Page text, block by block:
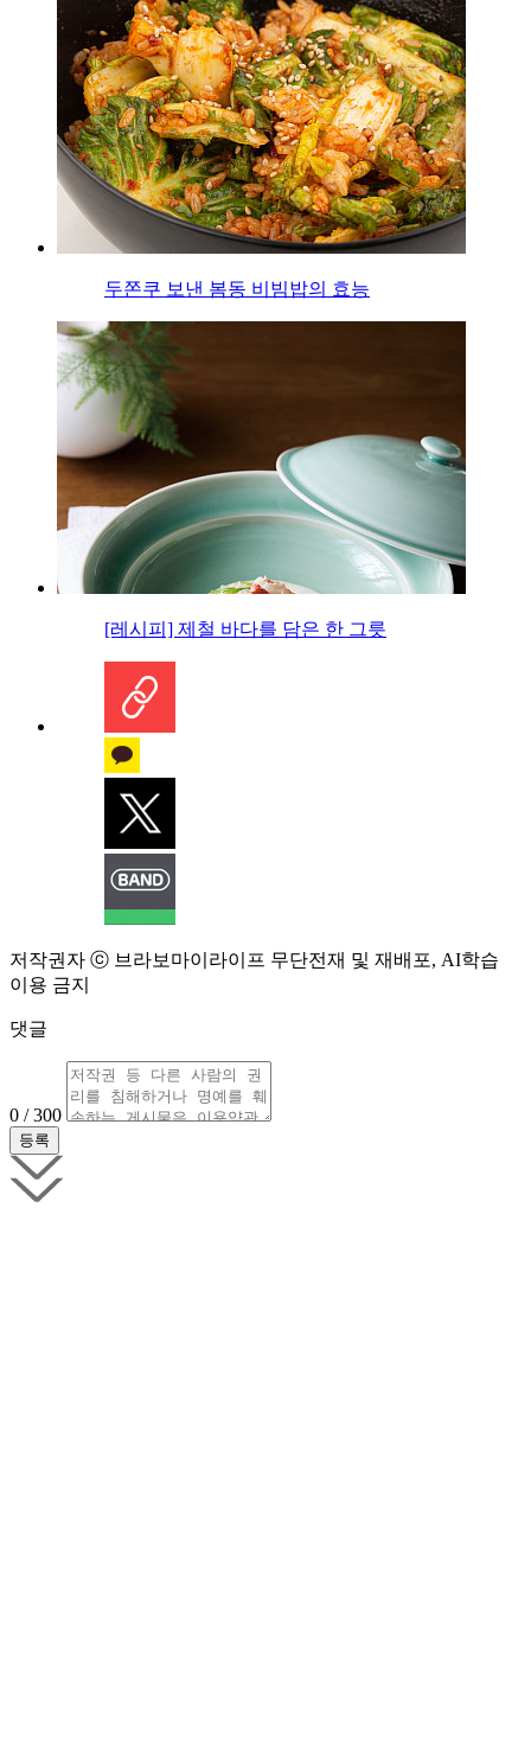
두쫀쿠 보낸 봄동 비빔밥의 효능
[레시피] 제철 바다를 담은 한 그릇
저작권자 ⓒ 브라보마이라이프 무단전재 및 재배포, AI학습
이용 금지
댓글
0 / 300